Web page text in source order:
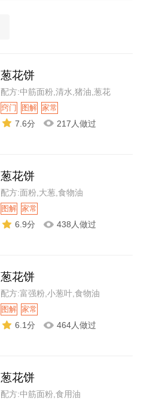
葱花饼
配方:中筋面粉,清水,猪油,葱花
窍门 图解 家常
7.6分 217人做过
葱花饼
配方:面粉,大葱,食物油
图解 家常
6.9分 438人做过
葱花饼
配方:富强粉,小葱叶,食物油
图解 家常
6.1分 464人做过
葱花饼
配方:中筋面粉,食用油